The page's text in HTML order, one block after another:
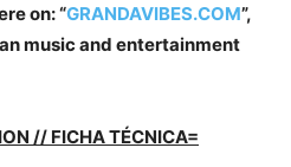
on: “GRANDAVIBES.COM”,
music and entertainment
// FICHA TÉCNICA=